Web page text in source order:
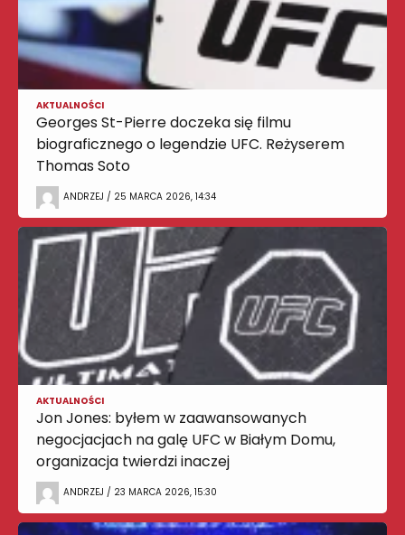
AKTUALNOŚCI
Georges St-Pierre doczeka się filmu
biograficznego o legendzie UFC. Reżyserem
Thomas Soto
ANDRZEJ / 25 MARCA 2026, 14:34
AKTUALNOŚCI
Jon Jones: byłem w zaawansowanych
negocjacjach na galę UFC w Białym Domu,
organizacja twierdzi inaczej
ANDRZEJ / 23 MARCA 2026, 15:30